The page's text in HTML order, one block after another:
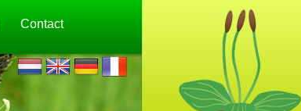
Contact